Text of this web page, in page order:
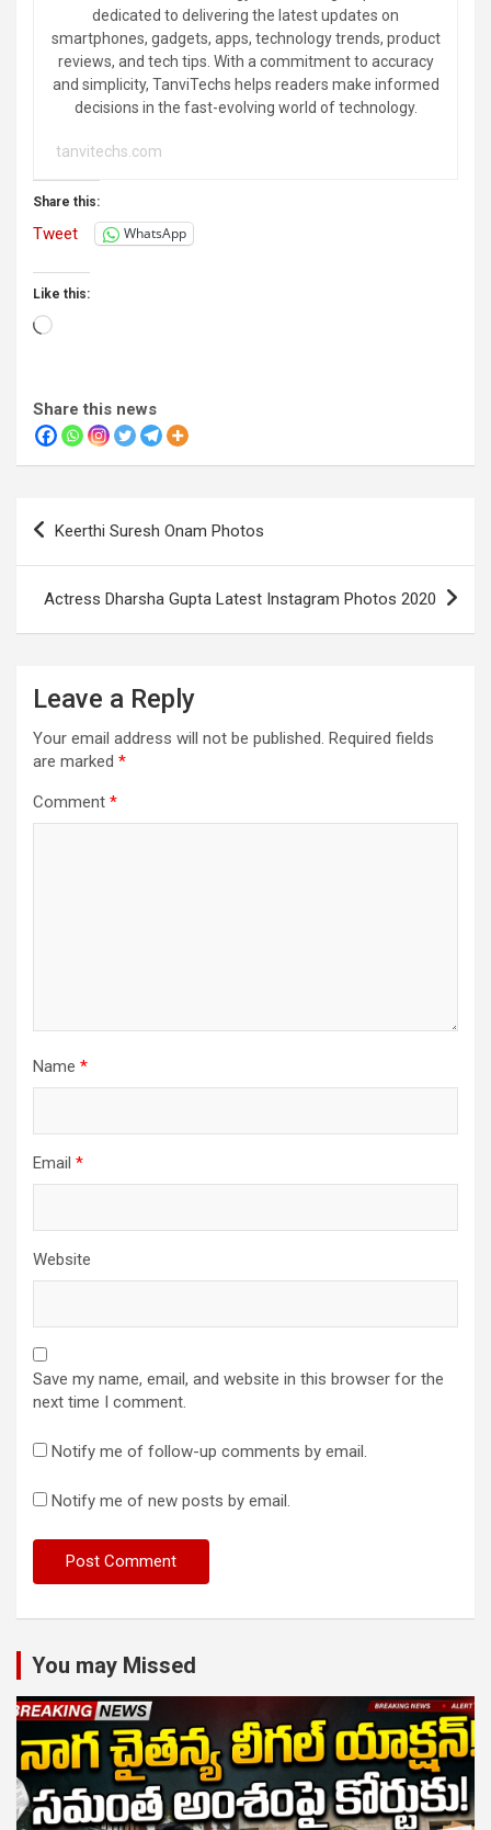
dedicated to delivering the latest updates on
smartphones, gadgets, apps, technology trends, product
reviews, and tech tips. With a commitment to accuracy
and simplicity, TanviTechs helps readers make informed
decisions in the fast-evolving world of technology.
tanvitechs.com
Share this:
Tweet WhatsApp
Like this:
Loading…
Share this news
Post
Keerthi Suresh Onam Photos
Actress Dharsha Gupta Latest Instagram Photos 2020
Leave a Reply
Your email address will not be published. Required fields
are marked *
Comment *
Name *
Email *
Website
Save my name, email, and website in this browser for the
next time I comment.
Notify me of follow-up comments by email.
Notify me of new posts by email.
You may Missed